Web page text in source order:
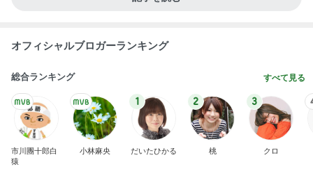
オフィシャルブロガーランキング
総合ランキング すべて見る
市川團十郎白
猿
小林麻央
1
だいたひかる
2
桃
3
クロ